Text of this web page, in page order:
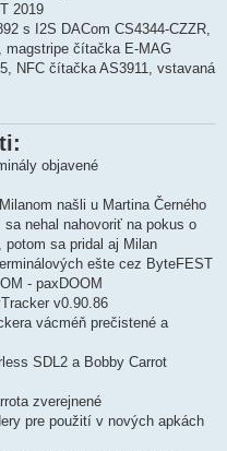
2019
s I2S DACom CS4344-CZZR,
magstripe čítačka E-MAG
NFC čítačka AS3911, vstavaná
objavené
našli u Martina Černého
sa nehal nahovoriť na pokus o
potom sa pridal aj Milan
ešte cez ByteFEST
- paxDOOM
v0.90.86
vácméň prečistené a
SDL2 a Bobby Carrot
zverejnené
pre použití v nových apkách